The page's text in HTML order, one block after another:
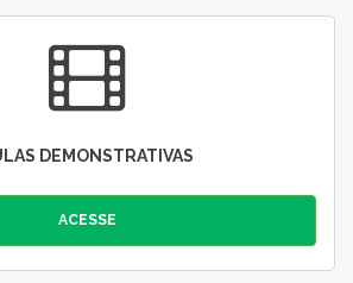
DEMONSTRATIVAS
ACESSE